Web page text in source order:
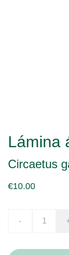
Lámina
Circaetus
€10.00
-